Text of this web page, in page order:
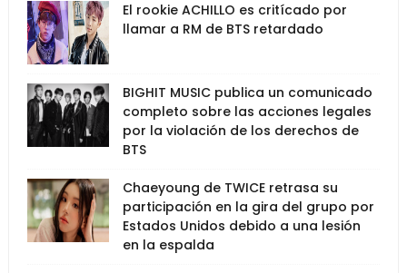
El rookie ACHILLO es critícado por
llamar a RM de BTS retardado
BIGHIT MUSIC publica un comunicado
completo sobre las acciones legales
por la violación de los derechos de
BTS
Chaeyoung de TWICE retrasa su
participación en la gira del grupo por
Estados Unidos debido a una lesión
en la espalda